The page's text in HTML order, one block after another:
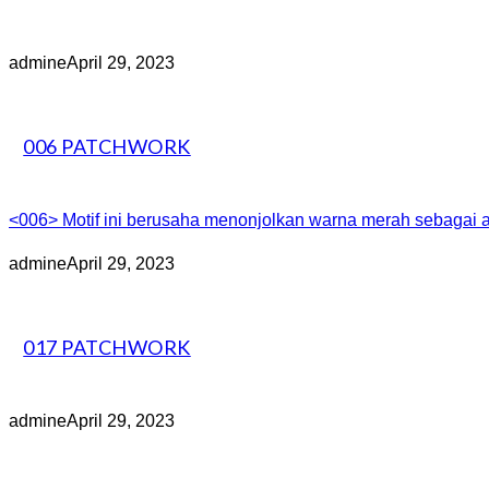
admineApril 29, 2023
006 PATCHWORK
<006> Motif ini berusaha menonjolkan warna merah sebagai
admineApril 29, 2023
017 PATCHWORK
admineApril 29, 2023